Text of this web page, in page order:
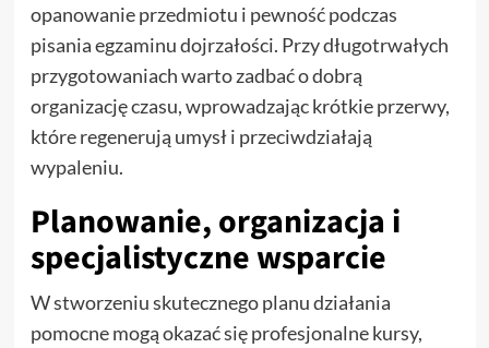
opanowanie przedmiotu i pewność podczas
pisania egzaminu dojrzałości. Przy długotrwałych
przygotowaniach warto zadbać o dobrą
organizację czasu, wprowadzając krótkie przerwy,
które regenerują umysł i przeciwdziałają
wypaleniu.
Planowanie, organizacja i
specjalistyczne wsparcie
W stworzeniu skutecznego planu działania
pomocne mogą okazać się profesjonalne kursy,